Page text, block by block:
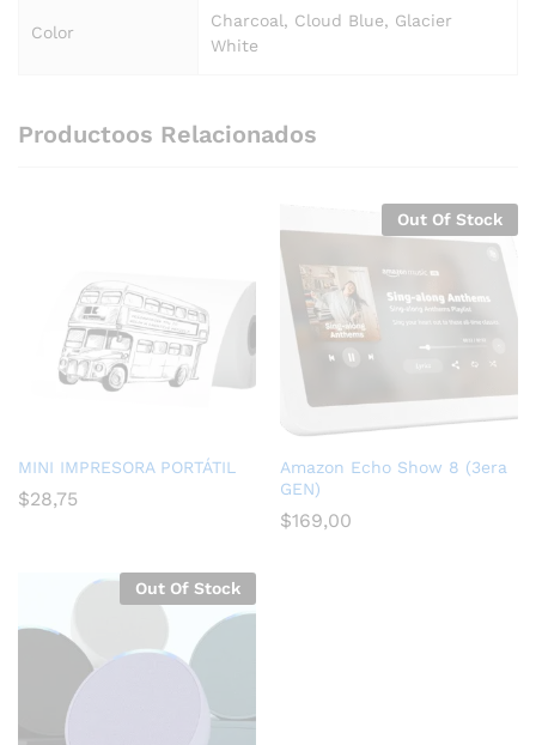
Color
Charcoal, Cloud Blue, Glacier
White
Productoos Relacionados
MINI IMPRESORA PORTÁTIL
$28,75
Out Of Stock
Amazon Echo Show 8 (3era
GEN)
$169,00
Out Of Stock